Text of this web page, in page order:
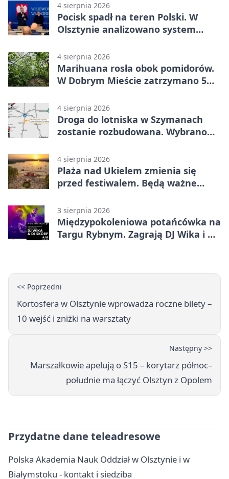
4 sierpnia 2026
Pocisk spadł na teren Polski. W
Olsztynie analizowano system
4 sierpnia 2026
Marihuana rosła obok pomidorów.
W Dobrym Mieście zatrzymano 5
4 sierpnia 2026
Droga do lotniska w Szymanach
zostanie rozbudowana. Wybrano
4 sierpnia 2026
Plaża nad Ukielem zmienia się
przed festiwalem. Będą ważne
3 sierpnia 2026
Międzypokoleniowa potańcówka na
Targu Rybnym. Zagrają DJ Wika i DJ
<< Poprzedni
Kortosfera w Olsztynie wprowadza roczne bilety –
10 wejść i zniżki na warsztaty
Następny >>
Marszałkowie apelują o S15 – korytarz północ–
południe ma łączyć Olsztyn z Opolem
Przydatne dane teleadresowe
Polska Akademia Nauk Oddział w Olsztynie i w
Białymstoku - kontakt i siedziba